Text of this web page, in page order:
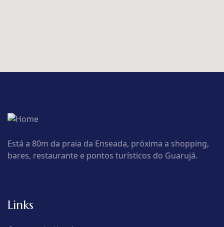
Está a 80m da praia da Enseada, próxima a shopping,
bares, restaurante e pontos turísticos do Guarujá.
Links